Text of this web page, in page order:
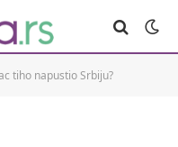
tiho napustio Srbiju?